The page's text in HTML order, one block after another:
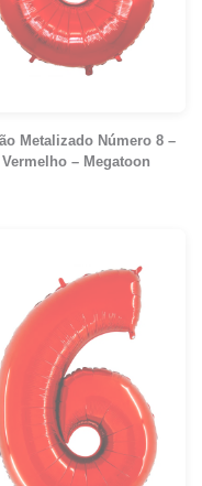
Metalizado Número 8 –
Vermelho – Megatoon